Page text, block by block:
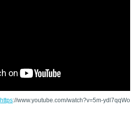
https://www.youtube.com/watch?v=5m-ydl7qqWo